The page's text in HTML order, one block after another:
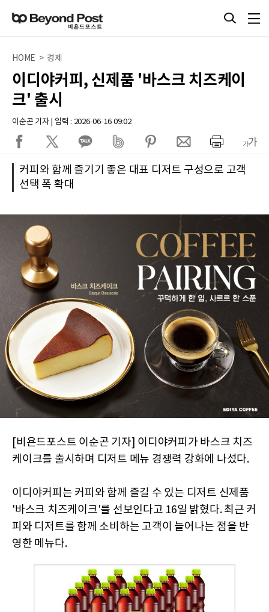
HOME > 경제
이디야커피, 신제품 '바스크 치즈케이
크' 출시
이순곤 기자 | 입력 : 2026-06-16 09:02
커피와 함께 즐기기 좋은 대표 디저트 구성으로 고객
선택 폭 확대
[비욘드포스트 이순곤 기자] 이디야커피가 바스크 치즈
케이크를 출시하며 디저트 메뉴 경쟁력 강화에 나섰다.
이디야커피는 커피와 함께 즐길 수 있는 디저트 신제품
'바스크 치즈케이크'를 선보인다고 16일 밝혔다. 최근 커
피와 디저트를 함께 소비하는 고객이 늘어나는 점을 반
영한 메뉴다.